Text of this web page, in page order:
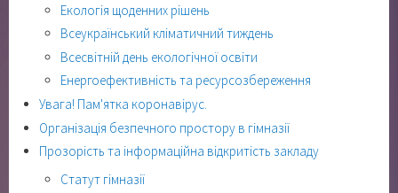
Екологія щоденних рішень
Всеукраїнський кліматичний тиждень
Всесвітній день екологічної освіти
Енергоефективність та ресурсозбереження
Увага! Пам'ятка коронавірус.
Організація безпечного простору в гімназії
Прозорість та інформаційна відкритість закладу
Статут гімназії